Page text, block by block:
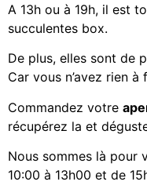
A 13h ou à 19h, il est
succulentes box.
De plus, elles sont de
Car vous n’avez rien à
Commandez votre
récupérez la et
Nous sommes là pour
10:00 à 13h00 et de